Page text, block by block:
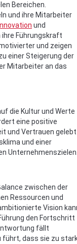
Bereichen.
und ihre Mitarbeiter
Innovation und
Führungskraft
und zeigen
einer Steigerung der
Mitarbeiter an das
die Kultur und Werte
eine positive
und Vertrauen gelebt
und einer
zwischen der
Ressourcen und
Vision
den Fortschritt
fällt
führt, dass sie zu